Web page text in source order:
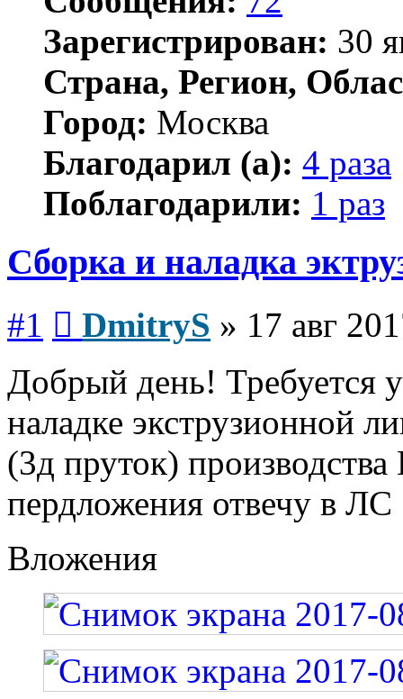
Зарегистрирован: 30
Страна, Регион,
Город: Москва
Благодарил (а): 4 раза
Поблагодарили: 1 раз
Сборка и наладка
#1 DmitryS » 17 авг
Добрый день! Требуется
наладке экструзионной
(3д пруток)
пердложения отвечу в ЛС
Вложения